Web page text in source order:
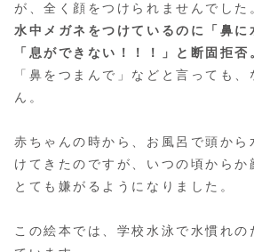
が、全く顔をつけられませんでした
水中メガネをつけているのに「鼻に
「息ができない！！！」と断固拒否
「鼻をつまんで」などと言っても
ん。
赤ちゃんの時から、お風呂で頭から
けてきたのですが、いつの頃からか
とても嫌がるようになりました。
この絵本では、学校水泳で水慣れの